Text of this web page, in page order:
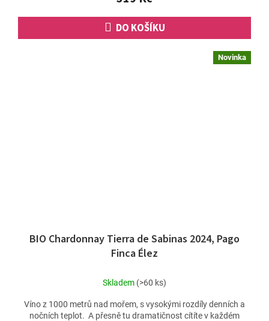
DO KOŠÍKU
Novinka
BIO Chardonnay Tierra de Sabinas 2024, Pago
Finca Élez
Skladem (>60 ks)
Víno z 1000 metrů nad mořem, s vysokými rozdíly denních a
nočních teplot. A přesně tu dramatičnost cítíte v každém